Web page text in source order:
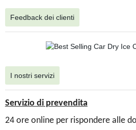
Feedback dei clienti
I nostri servizi
Servizio di prevendita
24 ore online per rispondere alle